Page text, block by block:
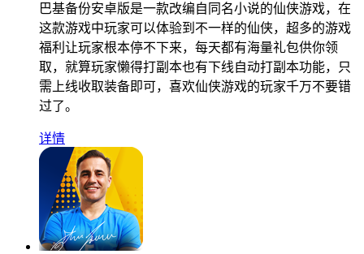
巴基备份安卓版是一款改编自同名小说的仙侠游戏，在
这款游戏中玩家可以体验到不一样的仙侠，超多的游戏
福利让玩家根本停不下来，每天都有海量礼包供你领
取，就算玩家懒得打副本也有下线自动打副本功能，只
需上线收取装备即可，喜欢仙侠游戏的玩家千万不要错
过了。
详情